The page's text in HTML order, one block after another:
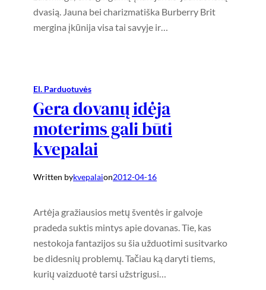
dvasią. Jauna bei charizmatiška Burberry Brit
mergina įkūnija visa tai savyje ir…
El. Parduotuvės
Gera dovanų idėja
moterims gali būti
kvepalai
Written bykvepalaion2012-04-16
Artėja gražiausios metų šventės ir galvoje
pradeda suktis mintys apie dovanas. Tie, kas
nestokoja fantazijos su šia užduotimi susitvarko
be didesnių problemų. Tačiau ką daryti tiems,
kurių vaizduotė tarsi užstrigusi…